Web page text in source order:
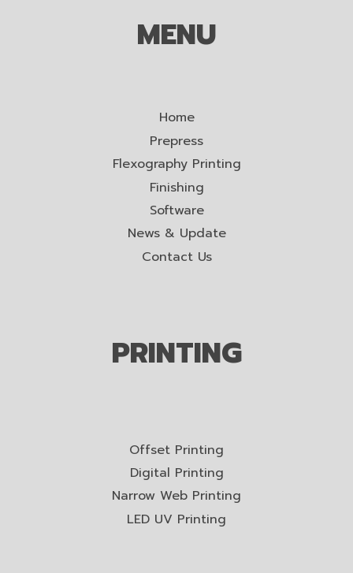
MENU
Home
Prepress
Flexography Printing
Finishing
Software
News & Update
Contact Us
PRINTING
Offset Printing
Digital Printing
Narrow Web Printing
LED UV Printing